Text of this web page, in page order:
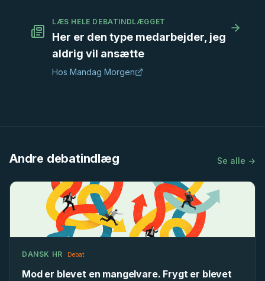
LÆS HELE DEBATINDLÆGGET
Her er den type medarbejder, jeg
aldrig vil ansætte
Hos Mandag Morgen
Andre debatindlæg Se alle →
DANSK HR Debat
Mod er blevet en mangelvare. Frygt er blevet